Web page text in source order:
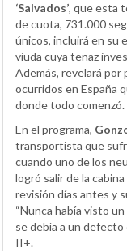
‘Salvados’, que esta
de cuota, 731.000
únicos, incluirá en su
viuda cuya tenaz
Además, revelará por
ocurridos en España
donde todo comenzó.
En el programa,
transportista que
cuando uno de los
logró salir de la cabina
revisión días antes y
“Nunca había visto
se debía a un
II+.